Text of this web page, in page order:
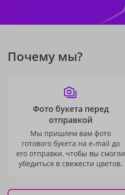
Почему мы?
Фото букета перед
отправкой
Мы пришлем вам фото
готового букета на e-mail до
его отправки, чтобы вы смогли
убедиться в свежести цветов.